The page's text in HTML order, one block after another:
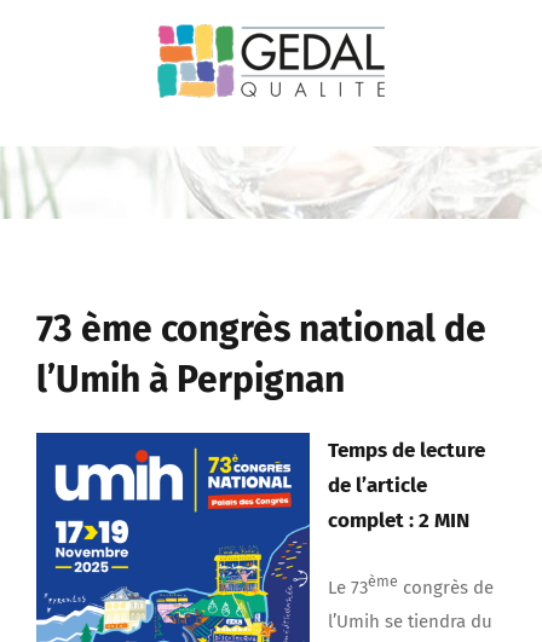
73 ème congrès national de
l’Umih à Perpignan
Temps de lecture
de l’article
complet : 2 MIN
Le 73ème congrès de
l’Umih se tiendra du